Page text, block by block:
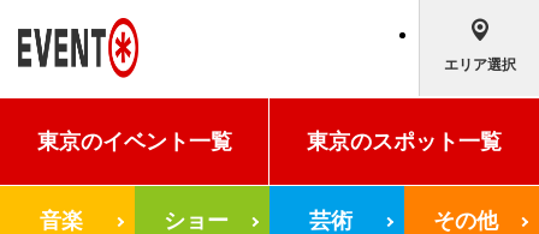
エリア選択
東京のイベント一覧 東京のスポット一覧
音楽 ショー 芸術 その他